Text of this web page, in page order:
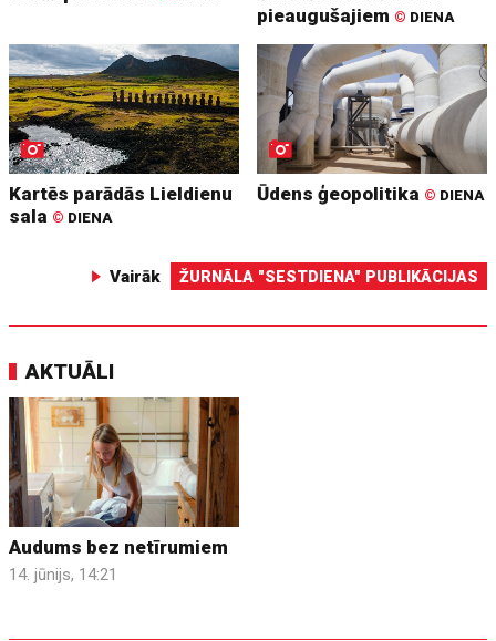
pieaugušajiem © DIENA
Kartēs parādās Lieldienu
sala © DIENA
Ūdens ģeopolitika © DIENA
Vairāk ŽURNĀLA "SESTDIENA" PUBLIKĀCIJAS
AKTUĀLI
Audums bez netīrumiem
14. jūnijs, 14:21